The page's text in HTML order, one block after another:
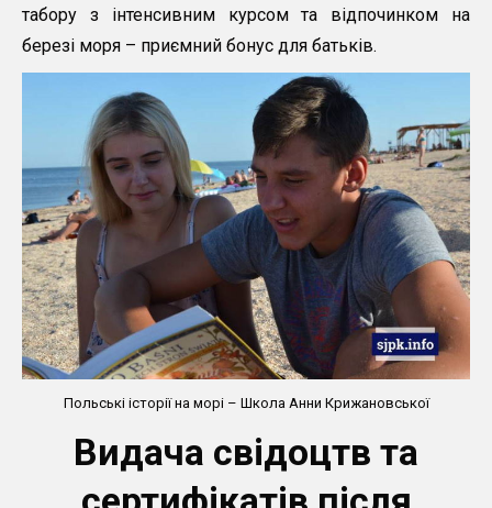
табору з інтенсивним курсом та відпочинком на
березі моря – приємний бонус для батьків.
Польські історії на морі – Школа Анни Крижановської
Видача свідоцтв та